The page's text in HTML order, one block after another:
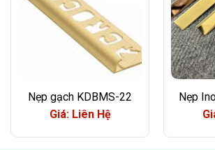
Nẹp gạch KDBMS-22
Giá: Liên Hệ
Nẹp